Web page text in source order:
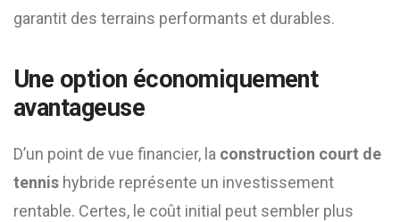
garantit des terrains performants et durables.
Une option économiquement
avantageuse
D’un point de vue financier, la construction court de
tennis hybride représente un investissement
rentable. Certes, le coût initial peut sembler plus